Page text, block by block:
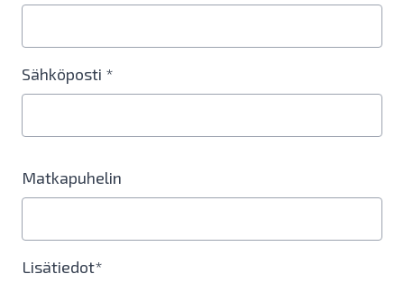
Sähköposti *
Matkapuhelin
Lisätiedot*